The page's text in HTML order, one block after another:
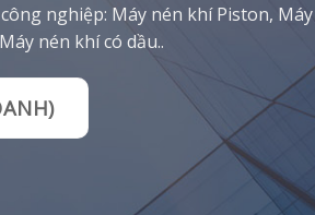
nghiệp: Máy nén khí Piston,
nén khí có dầu..